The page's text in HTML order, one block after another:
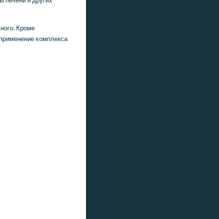
Крοме
κомплекса